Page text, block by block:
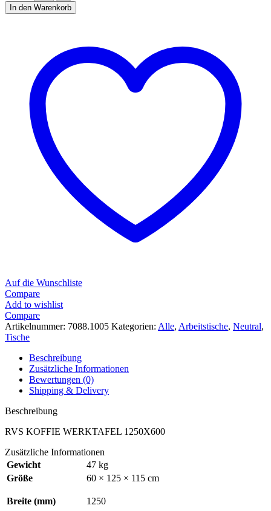
In den Warenkorb
Auf die Wunschliste
Compare
Add to wishlist
Compare
Artikelnummer: 7088.1005 Kategorien: Alle, Arbeitstische, Neutral,
Tische
Beschreibung
Zusätzliche Informationen
Bewertungen (0)
Shipping & Delivery
Beschreibung
RVS KOFFIE WERKTAFEL 1250X600
Zusätzliche Informationen
Gewicht
47 kg
Größe
60 × 125 × 115 cm
Breite (mm) 1250